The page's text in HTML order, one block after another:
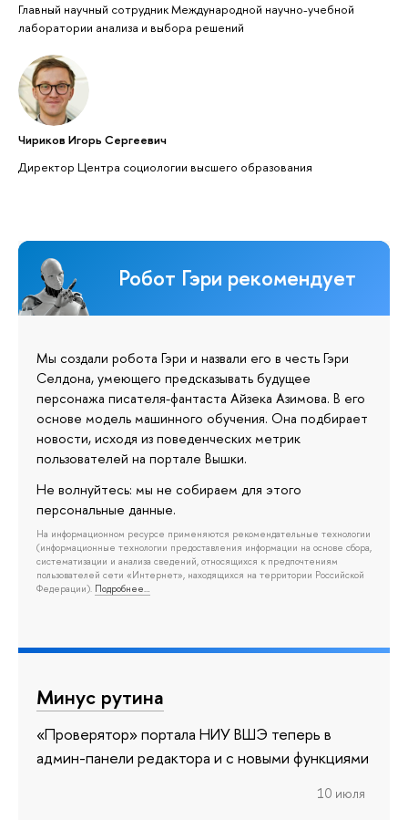
Главный научный сотрудник Международной научно-учебной
лаборатории анализа и выбора решений
Чириков Игорь Сергеевич
Директор Центра социологии высшего образования
Робот Гэри рекомендует
Мы создали робота Гэри и назвали его в честь Гэри
Селдона, умеющего предсказывать будущее
персонажа писателя-фантаста Айзека Азимова. В его
основе модель машинного обучения. Она подбирает
новости, исходя из поведенческих метрик
пользователей на портале Вышки.
Не волнуйтесь: мы не собираем для этого
персональные данные.
На информационном ресурсе применяются рекомендательные технологии
(информационные технологии предоставления информации на основе сбора,
систематизации и анализа сведений, относящихся к предпочтениям
пользователей сети «Интернет», находящихся на территории Российской
Федерации). Подробнее…
Минус рутина
«Проверятор» портала НИУ ВШЭ теперь в
админ-панели редактора и с новыми функциями
10 июля